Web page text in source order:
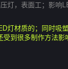
，表面工；影
材质的；同时
到很多制作方法影